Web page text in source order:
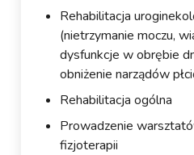
Rehabilitacja
(nietrzymanie moczu,
dysfunkcje w obrębie
obniżenie narządów
Rehabilitacja ogólna
Prowadzenie
fizjoterapii